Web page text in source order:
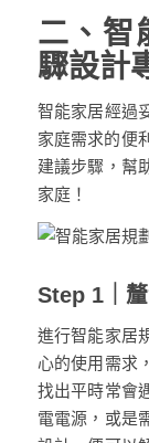
二、智
驟設計
智能家居經過
家庭需求的便
建議步驟，幫
家庭！
Step 1｜
進行智能家居
心的使用需求
找出平時常會
電電源，或是